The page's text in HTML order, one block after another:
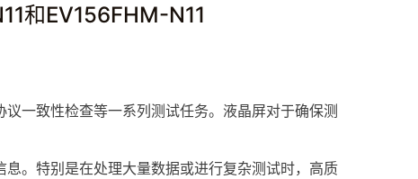
和EV156FHM-N11
一致性检查等一系列测试任务。 液晶屏对于确保测
。特别是在处理大量数据或进行复杂测试时，高质